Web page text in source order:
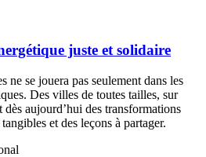
juste et solidaire
ne se jouera pas seulement dans les
Des villes de toutes tailles, sur
dès aujourd’hui des transformations
et des leçons à partager.